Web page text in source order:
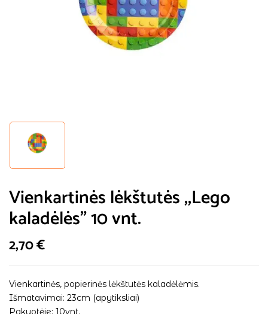
Vienkartinės lėkštutės ,,Lego
kaladėlės” 10 vnt.
2,70€
Vienkartinės, popierinės lėkštutės kaladėlėmis.
Išmatavimai: 23cm (apytiksliai)
Pakuotėje: 10vnt.